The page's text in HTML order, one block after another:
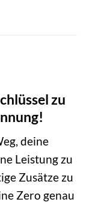
zu
deine
Leistung zu
Zusätze zu
Zero genau